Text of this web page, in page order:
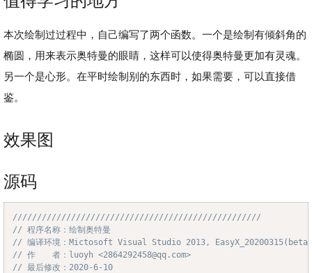
本次绘制过过程中，自己编写了两个函数。一个是绘制有倾斜角的
椭圆，用来表示奥特曼的眼睛，这样可以使得奥特曼更加有灵魂。
另一个是心形。在平时绘制别的东西时，如果需要，可以直接借
鉴。
效果图
源码
///////////////////////////////////////////////////
// 程序名称：绘制奥特曼
// 编译环境：Mictosoft Visual Studio 2013, EasyX_20200315(beta)
// 作　　者：luoyh <2864292458@qq.com>
// 最后修改：2020-6-10